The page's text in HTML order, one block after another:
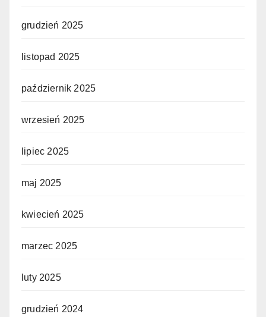
grudzień 2025
listopad 2025
październik 2025
wrzesień 2025
lipiec 2025
maj 2025
kwiecień 2025
marzec 2025
luty 2025
grudzień 2024